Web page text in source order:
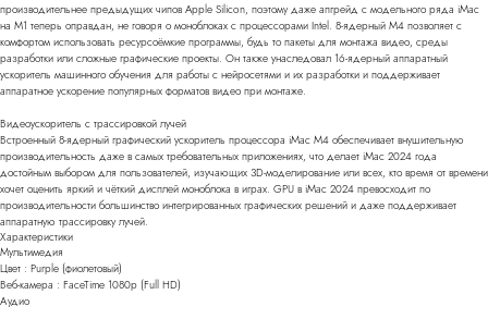
производительнее предыдущих чипов Apple Silicon, поэтому даже апгрейд с модельного ряда iMac
на M1 теперь оправдан, не говоря о моноблоках с процессорами Intel. 8-ядерный M4 позволяет с
комфортом использовать ресурсоёмкие программы, будь то пакеты для монтажа видео, среды
разработки или сложные графические проекты. Он также унаследовал 16-ядерный аппаратный
ускоритель машинного обучения для работы с нейросетями и их разработки и поддерживает
аппаратное ускорение популярных форматов видео при монтаже.
Видеоускоритель с трассировкой лучей
Встроенный 8-ядерный графический ускоритель процессора iMac M4 обеспечивает внушительную
производительность даже в самых требовательных приложениях, что делает iMac 2024 года
достойным выбором для пользователей, изучающих 3D-моделирование или всех, кто время от времени
хочет оценить яркий и чёткий дисплей моноблока в играх. GPU в iMac 2024 превосходит по
производительности большинство интегрированных графических решений и даже поддерживает
аппаратную трассировку лучей.
Характеристики
Мультимедия
Цвет : Purple (фиолетовый)
Веб-камера : FaceTime 1080p (Full HD)
Аудио